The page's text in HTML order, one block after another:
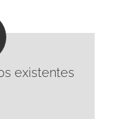
existentes